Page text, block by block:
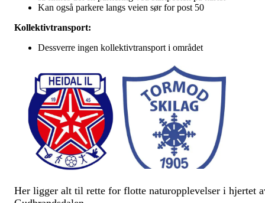
Kan også parkere langs veien sør for post 50
Kollektivtransport:
Dessverre ingen kollektivtransport i området
Her ligger alt til rette for flotte naturopplevelser i hjertet